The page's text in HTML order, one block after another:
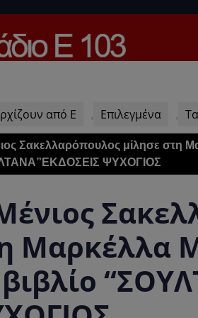
από Ε , Επιλεγμένα ,
Σακελλαρόπουλος μίλησε στη
ΨΥΧΟΓΙΟΣ
Μαρκέλλα